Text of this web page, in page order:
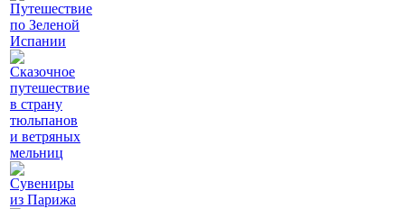
Путешествие
по Зеленой
Испании
Сказочное
путешествие
в страну
тюльпанов
и ветряных
мельниц
Сувениры
из Парижа